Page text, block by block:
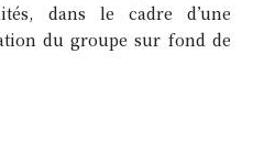
dans le cadre d’une
du groupe sur fond de